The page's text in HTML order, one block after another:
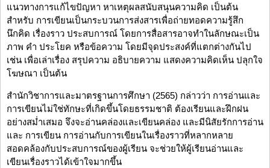
แนวทางการแก้ไขปัญหา หาเหตุผลสนับสนุนความคิด เป็นต้น
สำหรับ การเขียนเป็นกระบวนการส่งสารเพื่อถ่ายทอดความรู้สึก
นึกคิด เรื่องราว ประสบการณ์ โดยการสื่อสารอาจทำในลักษณะเป็น
ภาพ คำ ประโยค หรือข้อความ โดยมีจุดประสงค์ที่แตกต่างกันไป
เช่น เพื่อเล่าเรื่อง สรุปความ อธิบายความ แสดงความคิดเห็น ปลุกใจ
โฆษณา เป็นต้น
สำนักวิชาการและมาตรฐานการศึกษา (2565) กล่าวว่า การอ่านและ
การเขียนไม่ใช่ทักษะที่เกิดขึ้นโดยธรรมชาติ ต้องเรียนและฝึกฝน
อย่างสม่ำเสมอ จึงจะอ่านคล่องและเขียนคล่อง และมีนิสัยรักการอ่าน
และ การเขียน การอ่านกับการเขียนในเรื่องราวที่หลากหลาย
สอดคล้องกับประสบการณ์ของผู้เรียน จะช่วยให้ผู้เรียนอ่านและ
เขียนเรื่องราวได้เข้าใจมากขึ้น